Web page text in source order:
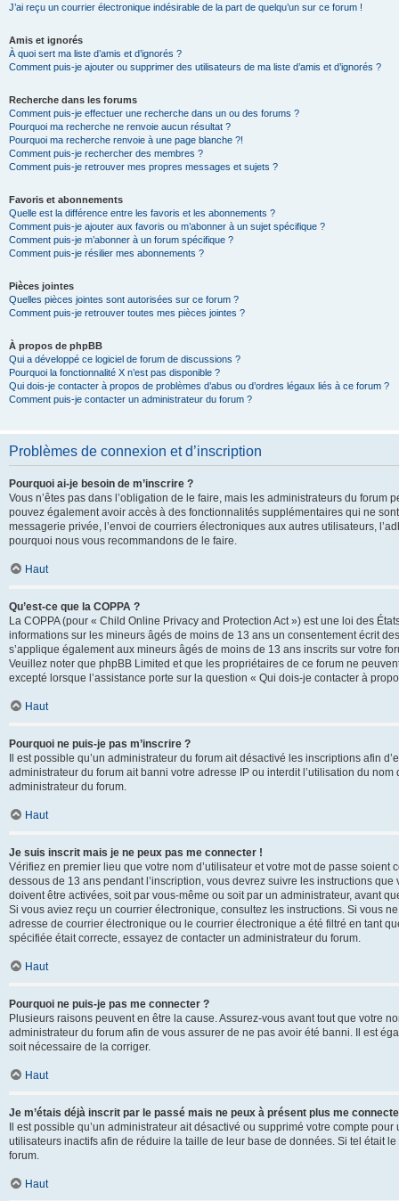
J’ai reçu un courrier électronique indésirable de la part de quelqu’un sur ce forum !
Amis et ignorés
À quoi sert ma liste d’amis et d’ignorés ?
Comment puis-je ajouter ou supprimer des utilisateurs de ma liste d’amis et d’ignorés ?
Recherche dans les forums
Comment puis-je effectuer une recherche dans un ou des forums ?
Pourquoi ma recherche ne renvoie aucun résultat ?
Pourquoi ma recherche renvoie à une page blanche ?!
Comment puis-je rechercher des membres ?
Comment puis-je retrouver mes propres messages et sujets ?
Favoris et abonnements
Quelle est la différence entre les favoris et les abonnements ?
Comment puis-je ajouter aux favoris ou m’abonner à un sujet spécifique ?
Comment puis-je m’abonner à un forum spécifique ?
Comment puis-je résilier mes abonnements ?
Pièces jointes
Quelles pièces jointes sont autorisées sur ce forum ?
Comment puis-je retrouver toutes mes pièces jointes ?
À propos de phpBB
Qui a développé ce logiciel de forum de discussions ?
Pourquoi la fonctionnalité X n’est pas disponible ?
Qui dois-je contacter à propos de problèmes d’abus ou d’ordres légaux liés à ce forum ?
Comment puis-je contacter un administrateur du forum ?
Problèmes de connexion et d’inscription
Pourquoi ai-je besoin de m’inscrire ?
Vous n’êtes pas dans l’obligation de le faire, mais les administrateurs du
pouvez également avoir accès à des fonctionnalités supplémentaires qui ne
messagerie privée, l’envoi de courriers électroniques aux autres utilisateurs,
pourquoi nous vous recommandons de le faire.
Haut
Qu’est-ce que la COPPA ?
La COPPA (pour « Child Online Privacy and Protection Act ») est une loi des
informations sur les mineurs âgés de moins de 13 ans un consentement écrit
s’applique également aux mineurs âgés de moins de 13 ans inscrits sur votre
Veuillez noter que phpBB Limited et que les propriétaires de ce forum ne
excepté lorsque l’assistance porte sur la question « Qui dois-je contacter à
Haut
Pourquoi ne puis-je pas m’inscrire ?
Il est possible qu’un administrateur du forum ait désactivé les inscriptions afin
administrateur du forum ait banni votre adresse IP ou interdit l’utilisation du
administrateur du forum.
Haut
Je suis inscrit mais je ne peux pas me connecter !
Vérifiez en premier lieu que votre nom d’utilisateur et votre mot de passe
dessous de 13 ans pendant l’inscription, vous devrez suivre les instructions
doivent être activées, soit par vous-même ou soit par un administrateur, avant
Si vous aviez reçu un courrier électronique, consultez les instructions. Si vous
adresse de courrier électronique ou le courrier électronique a été filtré en tant
spécifiée était correcte, essayez de contacter un administrateur du forum.
Haut
Pourquoi ne puis-je pas me connecter ?
Plusieurs raisons peuvent en être la cause. Assurez-vous avant tout que votre
administrateur du forum afin de vous assurer de ne pas avoir été banni. Il est
soit nécessaire de la corriger.
Haut
Je m’étais déjà inscrit par le passé mais ne peux à présent plus me
Il est possible qu’un administrateur ait désactivé ou supprimé votre compte
utilisateurs inactifs afin de réduire la taille de leur base de données. Si tel était
forum.
Haut